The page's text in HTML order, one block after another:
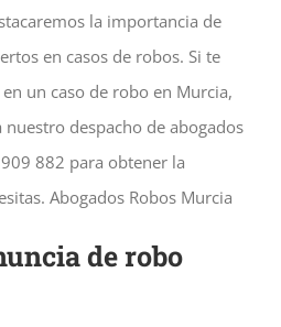
la importancia de
en casos de robos. Si te
un caso de robo en Murcia,
despacho de abogados
882 para obtener la
Abogados Robos Murcia
de robo